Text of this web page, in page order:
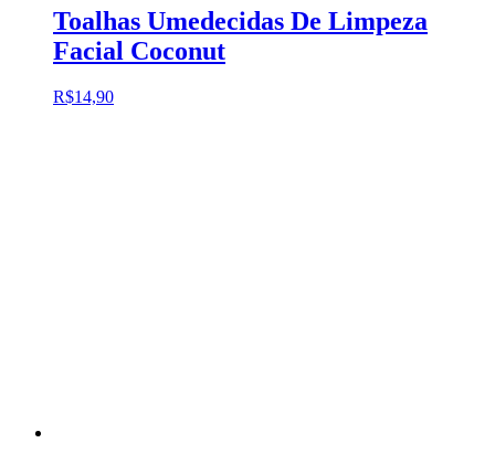
Toalhas Umedecidas De Limpeza
Facial Coconut
R$14,90